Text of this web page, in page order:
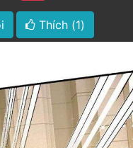
Thích (1)